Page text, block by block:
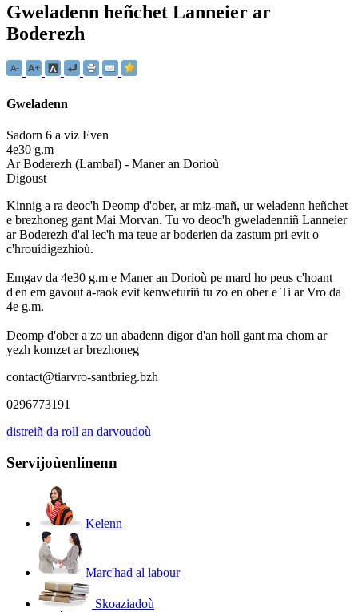
Gweladenn heñchet Lanneier ar
Boderezh
Gweladenn
Sadorn 6 a viz Even
4e30 g.m
Ar Boderezh (Lambal) - Maner an Dorioù
Digoust
Kinnig a ra deoc'h Deomp d'ober, ar miz-mañ, ur weladenn heñchet
e brezhoneg gant Mai Morvan. Tu vo deoc'h gweladenniñ Lanneier
ar Boderezh d'al lec'h ma teue ar boderien da zastum pri evit o
c'hrouidigezhioù.
Emgav da 4e30 g.m e Maner an Dorioù pe mard ho peus c'hoant
d'en em gavout a-raok evit kenweturiñ tu zo en ober e Ti ar Vro da
4e g.m.
Deomp d'ober a zo un abadenn digor d'an holl gant ma chom ar
yezh komzet ar brezhoneg
contact@tiarvro-santbrieg.bzh
0296773191
distreiñ da roll an darvoudoù
Servijoùenlinenn
Kelenn
Marc'had al labour
Skoaziadoù